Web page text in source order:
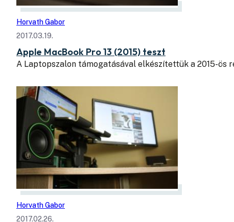
Horvath Gabor
2017.03.19.
Apple MacBook Pro 13 (2015) teszt
A Laptopszalon támogatásával elkészítettük a 2015-ös
Horvath Gabor
2017.02.26.